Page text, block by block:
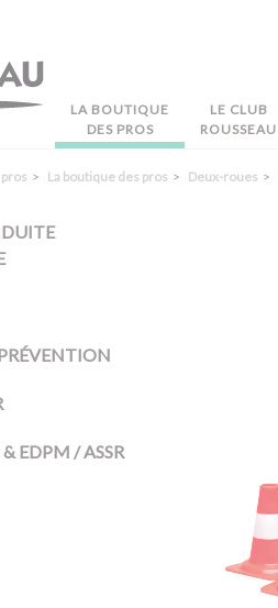
LA BOUTIQUE
DES PROS
LE CLUB
ROUSSEAU
La boutique des pros Deux-roues
EDPM / ASSR